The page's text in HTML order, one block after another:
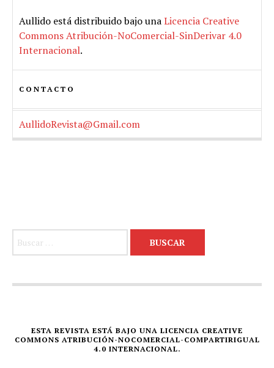
Aullido está distribuido bajo unaLicencia Creative
Commons Atribución-NoComercial-SinDerivar 4.0
Internacional.
CONTACTO
AullidoRevista@Gmail.com
ESTA REVISTA ESTÁ BAJO UNA LICENCIA CREATIVE
COMMONS ATRIBUCIÓN-NOCOMERCIAL-COMPARTIRIGUAL
4.0 INTERNACIONAL.